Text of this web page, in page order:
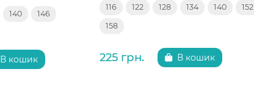
140 146
В кошик
116 122 128 134 140 152
158
225 грн. В кошик